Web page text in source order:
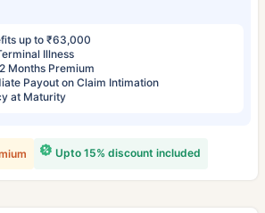
up to ₹63,000
Illness
Months Premium
Payout on Claim Intimation
at Maturity
Upto 15% discount included